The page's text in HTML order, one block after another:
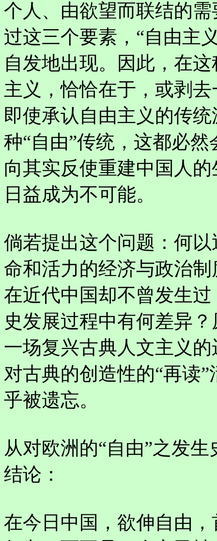
个人、由欲望而联结的
过这三个要素，“自由主
自发地出现。因此，在
主义，恰恰在于，或剥
即使承认自由主义的传
种“自由”传统，这都必
向其实反使重建中国人的
日益成为不可能。
倘若提出这个问题：何
命和活力的经济与政治
在近代中国却不曾发生
史发展过程中有何差异
一场复兴古典人文主义
对古典的创造性的“再读
乎被遗忘。
从对欧洲的“自由”之发
结论：
在今日中国，欲伸自由